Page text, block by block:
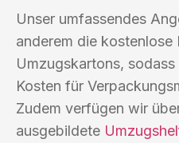
Unser umfassendes
anderem die kostenlose
Umzugskartons,
Kosten für
Zudem verfügen wir
ausgebildete